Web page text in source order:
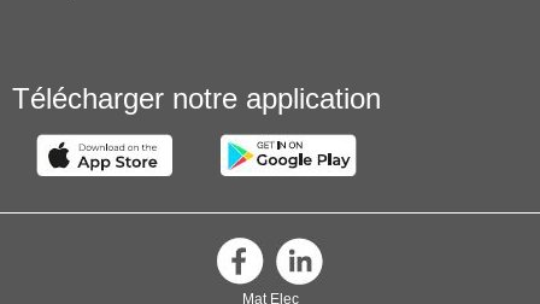
Télécharger notre application
Mat Elec